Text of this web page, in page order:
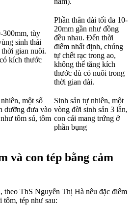
300mm, tùy
sinh thái
gian nuôi.
kích thước
Phần thân dài tối đa 10-
20mm gần như đồng
đều nhau. Đến thời
điểm nhất định, chúng
tự chết rạc trong ao,
không thể tăng kích
thước dù có nuôi trong
thời gian dài.
một số
dưỡng đưa vào
tôm sú, tôm
Sinh sản tự nhiên, một
vòng đời sinh sản 3 lần,
con cái mang trứng ở
phần bụng
và con tép bằng cảm
theo ThS Nguyễn Thị Hà nêu đặc điểm
tôm, tép như sau: